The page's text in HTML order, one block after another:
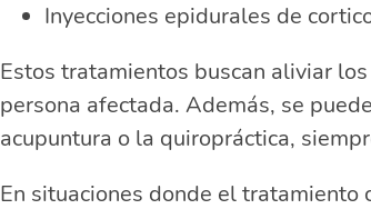
Inyecciones epidurales de
Estos tratamientos buscan aliviar
persona afectada. Además, se
acupuntura o la quiropráctica,
En situaciones donde el